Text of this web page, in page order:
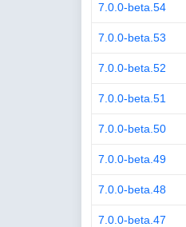
7.0.0-beta.54
7.0.0-beta.53
7.0.0-beta.52
7.0.0-beta.51
7.0.0-beta.50
7.0.0-beta.49
7.0.0-beta.48
7.0.0-beta.47